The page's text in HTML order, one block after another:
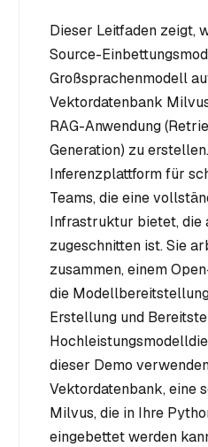
Dieser Leitfaden zeigt,
Source-
Großsprachenmodell
Vektordatenbank
RAG-Anwendung
Generation) zu
Inferenzplattform für
Teams, die eine
Infrastruktur bietet, die
zugeschnitten ist. Sie
zusammen, einem
die
Erstellung und
dieser Demo
Vektordatenbank, eine
Milvus, die in Ihre
eingebettet werden